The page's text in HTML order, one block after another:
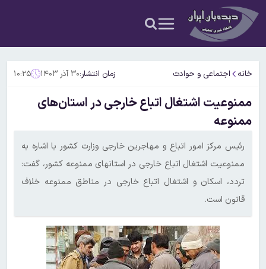
خانه اجتماعی و حوادث زمان انتشار:۳۰ آذر ۱۴۰۳ ۱۰:۲۵
ممنوعیت اشتغال اتباع خارجی در استان‌های
ممنوعه
رئیس مرکز امور اتباع و مهاجرین خارجی وزارت کشور با اشاره به
ممنوعیت اشتغال اتباع خارجی در استانهای ممنوعه کشور، گفت:
تردد، اسکان و اشتغال اتباع خارجی در ‌مناطق ممنوعه خلاف
قانون است.